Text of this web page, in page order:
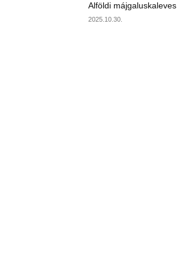
Alföldi májgaluskaleves
2025.10.30.